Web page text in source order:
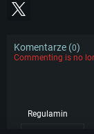
Komentarze (0)
Commenting is no
Regulamin